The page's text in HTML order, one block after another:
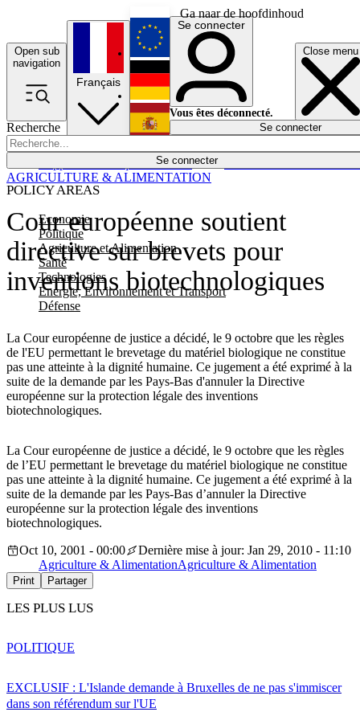
Ga naar de hoofdinhoud
Open sub
navigation
Close menu
Recherche
Se connecter
POLICY AREAS
Economie
Politique
Agriculture et Alimentation
Santé
Technologies
Energie, Environnement et Transport
Défense
Économie
Français
English
Deutsch
Español
Se connecter
Vous êtes déconnecté.
Se connecter
Cour européenne soutient
directive sur brevets pour
inventions biotechnologiques
La Cour européenne de justice a décidé, le 9 octobre que les règles
de l'EU permettant le brevetage du matériel biologique ne constitue
pas une atteinte à la dignité humaine. Ce jugement a été exprimé à la
suite de la demande par les Pays-Bas d'annuler la Directive
européenne sur la protection légale des inventions
biotechnologiques.
AGRICULTURE & ALIMENTATION
La Cour européenne de justice a décidé, le 9 octobre que les règles
de l’EU permettant le brevetage du matériel biologique ne constitue
pas une atteinte à la dignité humaine. Ce jugement a été exprimé à la
suite de la demande par les Pays-Bas d’annuler la Directive
européenne sur la protection légale des inventions
biotechnologiques.
Oct 10, 2001 - 00:00
Dernière mise à jour: Jan 29, 2010 - 11:10
Agriculture & AlimentationAgriculture & Alimentation
Print Partager
LES PLUS LUS
EXCLUSIF : L'Islande demande à Bruxelles de ne pas s'immiscer
dans son référendum sur l'UE
POLITIQUE